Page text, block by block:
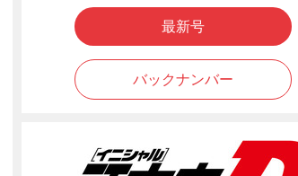
最新号
バックナンバー